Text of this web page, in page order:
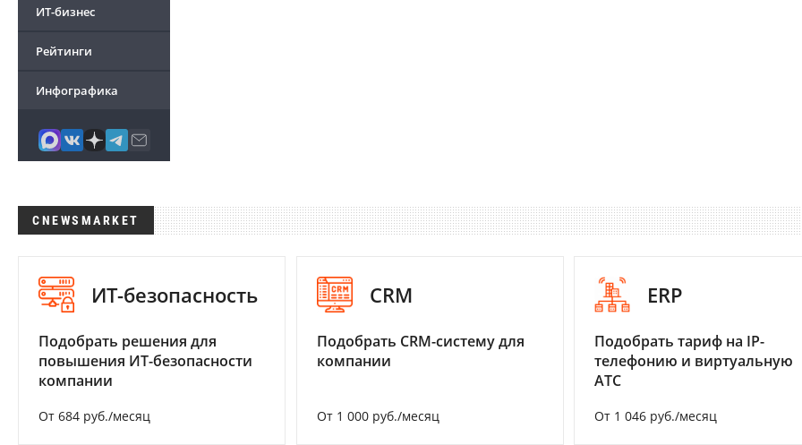
ИТ-бизнес
Рейтинги
Инфографика
CNEWSMARKET
ИТ-безопасность
Подобрать решения для
повышения ИТ-безопасности
компании
От 684 руб./месяц
CRM
Подобрать CRM-систему для
компании
От 1 000 руб./месяц
ERP
Подобрать тариф на IP-
телефонию и виртуальную
АТС
От 1 046 руб./месяц